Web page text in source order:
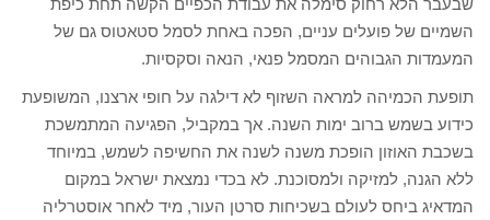
שבעבר הלא רחוק סימלה את עבודת הכפיים הקשה תחת כיפת
השמיים של פועלים עניים, הפכה באחת לסמל סטאטוס גם של
המעמדות הגבוהים המסמל פנאי, הנאה וסקסיות.
תופעת הכמיהה למראה השזוף לא דילגה על חופי ארצנו, המשופעת
כידוע בשמש ברוב ימות השנה. אך במקביל, הפגיעה המתמשכת
בשכבת האוזון הופכת משנה לשנה את החשיפה לשמש, במיוחד
ללא הגנה, למזיקה ולמסוכנת. לא בכדי נמצאת ישראל במקום
המדאיג ביחס לעולם בשכיחות סרטן העור, מיד לאחר אוסטרליה